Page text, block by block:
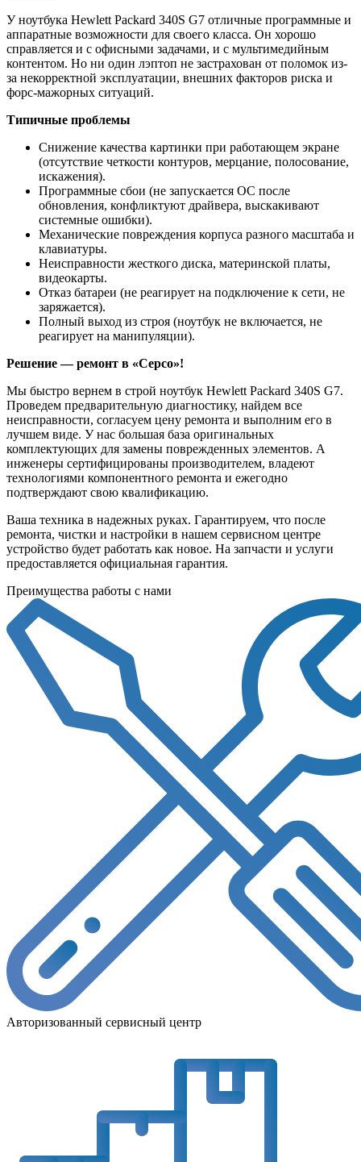
У ноутбука Hewlett Packard 340S G7 отличные программные и
аппаратные возможности для своего класса. Он хорошо
справляется и с офисными задачами, и с мультимедийным
контентом. Но ни один лэптоп не застрахован от поломок из-
за некорректной эксплуатации, внешних факторов риска и
форс-мажорных ситуаций.
Типичные проблемы
Снижение качества картинки при работающем экране
(отсутствие четкости контуров, мерцание, полосование,
искажения).
Программные сбои (не запускается ОС после
обновления, конфликтуют драйвера, выскакивают
системные ошибки).
Механические повреждения корпуса разного масштаба и
клавиатуры.
Неисправности жесткого диска, материнской платы,
видеокарты.
Отказ батареи (не реагирует на подключение к сети, не
заряжается).
Полный выход из строя (ноутбук не включается, не
реагирует на манипуляции).
Решение — ремонт в «Серсо»!
Мы быстро вернем в строй ноутбук Hewlett Packard 340S G7.
Проведем предварительную диагностику, найдем все
неисправности, согласуем цену ремонта и выполним его в
лучшем виде. У нас большая база оригинальных
комплектующих для замены поврежденных элементов. А
инженеры сертифицированы производителем, владеют
технологиями компонентного ремонта и ежегодно
подтверждают свою квалификацию.
Ваша техника в надежных руках. Гарантируем, что после
ремонта, чистки и настройки в нашем сервисном центре
устройство будет работать как новое. На запчасти и услуги
предоставляется официальная гарантия.
Преимущества работы с нами
Авторизованный сервисный центр